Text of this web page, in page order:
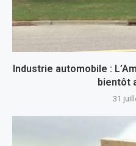
Industrie automobile :
bientôt
31